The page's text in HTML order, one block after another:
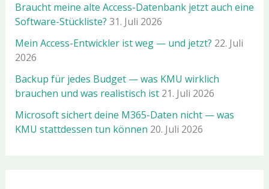
Braucht meine alte Access-Datenbank jetzt auch eine
Software-Stückliste? 31. Juli 2026
Mein Access-Entwickler ist weg — und jetzt? 22. Juli
2026
Backup für jedes Budget — was KMU wirklich
brauchen und was realistisch ist 21. Juli 2026
Microsoft sichert deine M365-Daten nicht — was
KMU stattdessen tun können 20. Juli 2026